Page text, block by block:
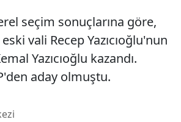
seçim sonuçlarına göre,
vali Recep Yazıcıoğlu'nun
Yazıcıoğlu kazandı.
aday olmuştu.